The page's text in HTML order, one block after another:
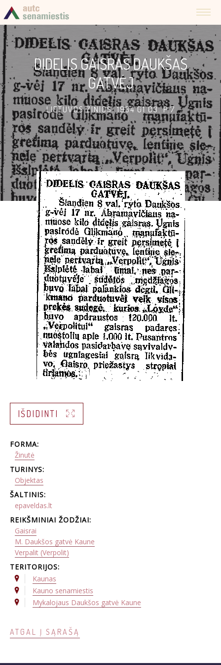
DIDELIS GAISRAS DAUKŠAS
GATVĖJ
LIETUVOS ŽINIOS. 1934 01 03. P.7
IŠDIDINTI
FORMA:
Žinutė
TURINYS:
Objektas
ŠALTINIS:
epaveldas.lt
REIKŠMINIAI ŽODŽIAI:
Gaisrai
M. Daukšos gatvė Kaune
Verpalit (Verpolit)
TERITORIJOS:
Kaunas
Kauno senamiestis
Mykalojaus Daukšos gatvė Kaune
ATGAL Į SĄRAŠĄ